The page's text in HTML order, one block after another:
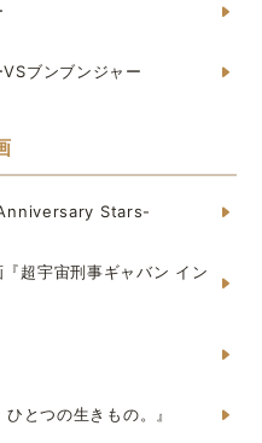
ブンブンジャー
Anniversary Stars-
超宇宙刑事ギャバン イン
とつの生きもの。』